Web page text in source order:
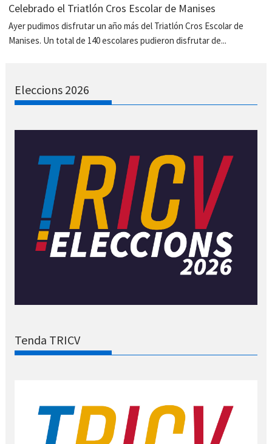
Celebrado el Triatlón Cros Escolar de Manises
Ayer pudimos disfrutar un año más del Triatlón Cros Escolar de
Manises. Un total de 140 escolares pudieron disfrutar de...
Eleccions 2026
Tenda TRICV